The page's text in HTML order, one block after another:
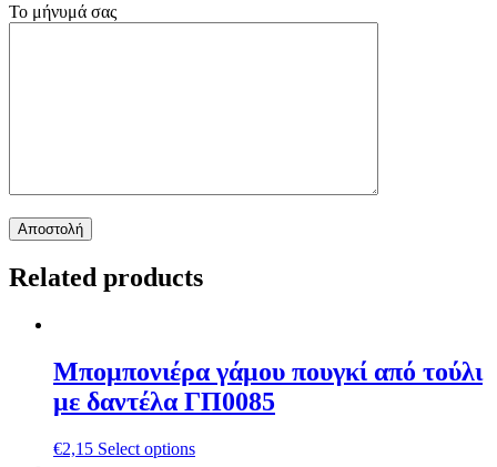
Το μήνυμά σας
Related products
Μπομπονιέρα γάμου πουγκί από τούλι
με δαντέλα ΓΠ0085
€2,15 Select options